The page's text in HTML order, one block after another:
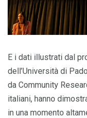
E i dati illustrati dal
dell’Università di
da Community
italiani, hanno
in una momento